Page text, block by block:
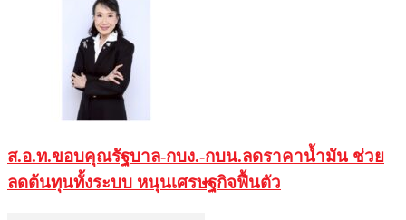
ส.อ.ท.ขอบคุณรัฐบาล-กบง.-กบน.ลดราคาน้ำมัน ช่วย
ลดต้นทุนทั้งระบบ หนุนเศรษฐกิจฟื้นตัว